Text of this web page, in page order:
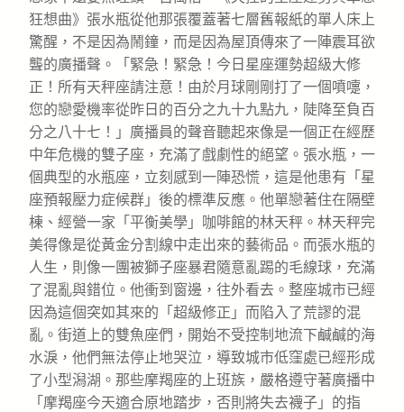
狂想曲》張水瓶從他那張覆蓋著七層舊報紙的單人床上
驚醒，不是因為鬧鐘，而是因為屋頂傳來了一陣震耳欲
聾的廣播聲。「緊急！緊急！今日星座運勢超級大修
正！所有天秤座請注意！由於月球剛剛打了一個噴嚏，
您的戀愛機率從昨日的百分之九十九點九，陡降至負百
分之八十七！」廣播員的聲音聽起來像是一個正在經歷
中年危機的雙子座，充滿了戲劇性的絕望。張水瓶，一
個典型的水瓶座，立刻感到一陣恐慌，這是他患有「星
座預報壓力症候群」後的標準反應。他單戀著住在隔壁
棟、經營一家「平衡美學」咖啡館的林天秤。林天秤完
美得像是從黃金分割線中走出來的藝術品。而張水瓶的
人生，則像一團被獅子座暴君隨意亂踢的毛線球，充滿
了混亂與錯位。他衝到窗邊，往外看去。整座城市已經
因為這個突如其來的「超級修正」而陷入了荒謬的混
亂。街道上的雙魚座們，開始不受控制地流下鹹鹹的海
水淚，他們無法停止地哭泣，導致城市低窪處已經形成
了小型潟湖。那些摩羯座的上班族，嚴格遵守著廣播中
「摩羯座今天適合原地踏步，否則將失去襪子」的指